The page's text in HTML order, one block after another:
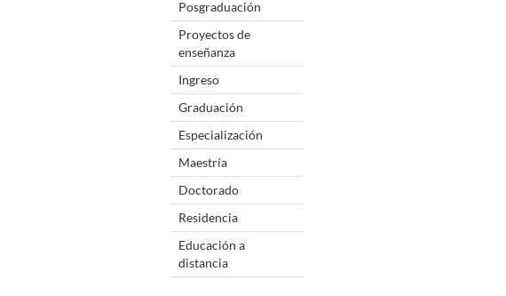
Posgraduación
Proyectos de
enseñanza
Ingreso
Graduación
Especialización
Maestría
Doctorado
Residencia
Educación a
distancia